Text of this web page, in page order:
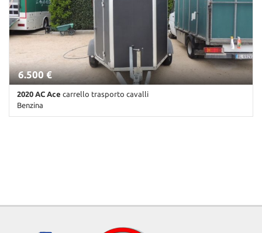
6.500 €
2020 AC Ace carrello trasporto cavalli
Benzina